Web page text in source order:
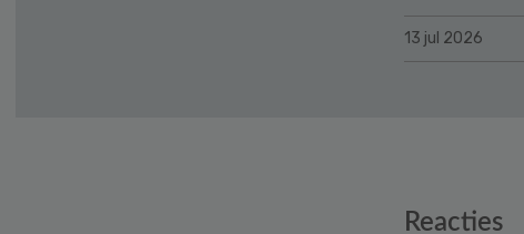
13 jul 2026
Reacties